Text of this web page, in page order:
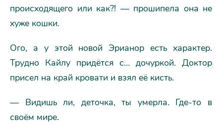
происходящего или как?! — прошипела она не
хуже кошки.
Ого, а у этой новой Эрианор есть характер.
Трудно Кайлу придётся с… дочуркой. Доктор
присел на край кровати и взял её кисть.
— Видишь ли, деточка, ты умерла. Где-то в
своём мире.